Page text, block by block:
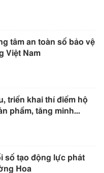
tâm an toàn số bảo vệ
Việt Nam
triển khai thí điểm hộ
phẩm, tăng minh...
số tạo động lực phát
Hoa